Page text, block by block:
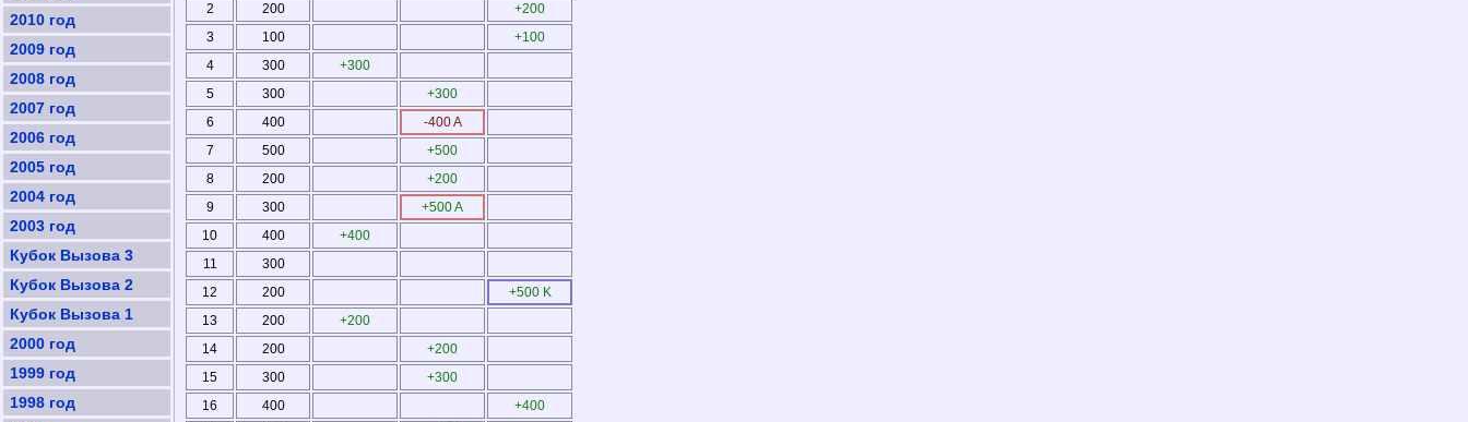
2010 год
2009 год
2008 год
2007 год
2006 год
2005 год
2004 год
2003 год
Кубок Вызова 3
Кубок Вызова 2
Кубок Вызова 1
2000 год
1999 год
1998 год
2
200
+200
3
100
+100
4
300
+300
5
300
+300
6
400
-400 A
7
500
+500
8
200
+200
9
300
+500 A
10
400
+400
11
300
12
200
+500 K
13
200
+200
14
200
+200
15
300
+300
16
400
+400